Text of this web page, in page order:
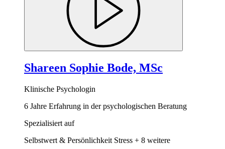
Shareen Sophie Bode, MSc
Klinische Psychologin
6 Jahre Erfahrung in der psychologischen Beratung
Spezialisiert auf
Selbstwert & Persönlichkeit Stress + 8 weitere